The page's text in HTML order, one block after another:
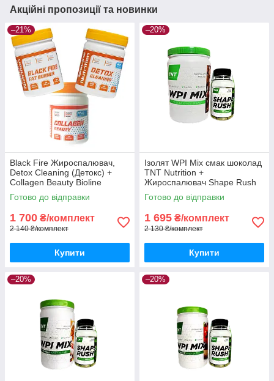
Акційні пропозиції та новинки
–21%
Black Fire Жироспалювач,
Detox Cleaning (Детокс) +
Collagen Beauty Bioline
Nutrition
Готово до відправки
1 700 ₴/комплект
2 140 ₴/комплект
Купити
–20%
Ізолят WPI Mix смак шоколад
TNT Nutrition +
Жироспалювач Shape Rush
Готово до відправки
1 695 ₴/комплект
2 130 ₴/комплект
Купити
–20% –20%